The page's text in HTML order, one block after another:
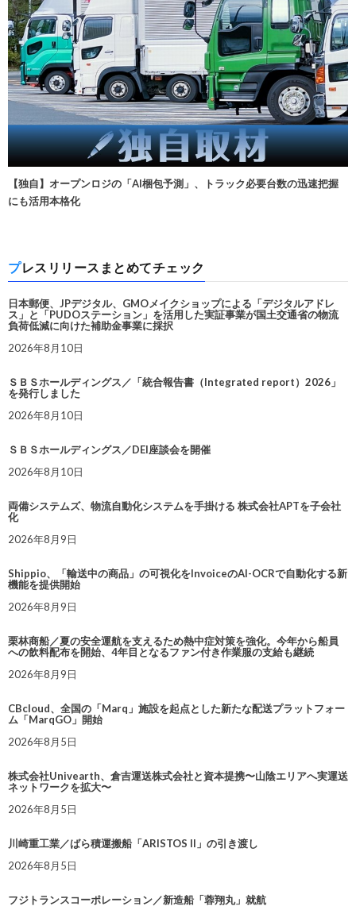
【独自】オープンロジの「AI梱包予測」、トラック必要台数の迅速把握
にも活用本格化
プレスリリースまとめてチェック
日本郵便、JPデジタル、GMOメイクショップによる「デジタルアドレ
ス」と「PUDOステーション」を活用した実証事業が国土交通省の物流
負荷低減に向けた補助金事業に採択
2026年8月10日
ＳＢＳホールディングス／「統合報告書（Integrated report）2026」
を発行しました
2026年8月10日
ＳＢＳホールディングス／DEI座談会を開催
2026年8月10日
両備システムズ、物流自動化システムを手掛ける 株式会社APTを子会社
化
2026年8月9日
Shippio、「輸送中の商品」の可視化をInvoiceのAI-OCRで自動化する新
機能を提供開始
2026年8月9日
栗林商船／夏の安全運航を支えるため熱中症対策を強化。今年から船員
への飲料配布を開始、4年目となるファン付き作業服の支給も継続
2026年8月9日
CBcloud、全国の「Marq」施設を起点とした新たな配送プラットフォー
ム「MarqGO」開始
2026年8月5日
株式会社Univearth、倉吉運送株式会社と資本提携〜山陰エリアへ実運送
ネットワークを拡大〜
2026年8月5日
川崎重工業／ばら積運搬船「ARISTOS II」の引き渡し
2026年8月5日
フジトランスコーポレーション／新造船「蓉翔丸」就航